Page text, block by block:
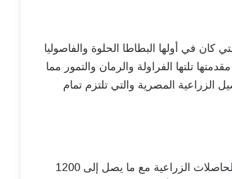
والتي كان في أولها البطاطا الحلوة والفاصوليا
مقدمتها تلتها الفراولة والرمان والتمور مما
الزراعية المصرية والتي تلتزم تمام
قامت الجهات المعنية في أكثر من 2500 إذن تصدير للحاصلات الزراعية مع ما يصل إلى 1200